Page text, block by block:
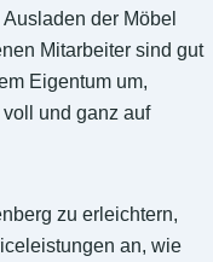
der Möbel
Mitarbeiter sind gut
Eigentum um,
und ganz auf
zu erleichtern,
an, wie